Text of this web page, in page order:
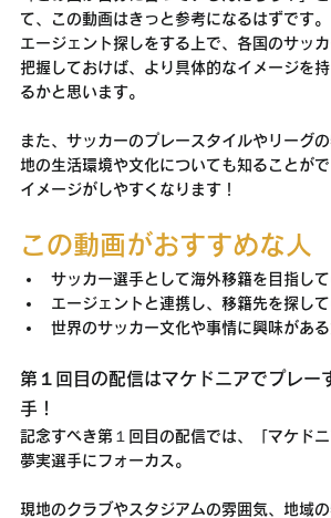
て、この動画はきっと参考になるはずです。
エージェント探しをする上で、各国のサッ
把握しておけば、より具体的なイメージを
るかと思います。
また、サッカーのプレースタイルやリーグ
地の生活環境や文化についても知ることが
イメージがしやすくなります！
この動画がおすすめな人
サッカー選手として海外移籍を目指し
エージェントと連携し、移籍先を探し
世界のサッカー文化や事情に興味があ
第１回目の配信はマケドニアでプレー
手！
記念すべき第１回目の配信では、「マケド
夢実選手にフォーカス。
現地のクラブやスタジアムの雰囲気、地域